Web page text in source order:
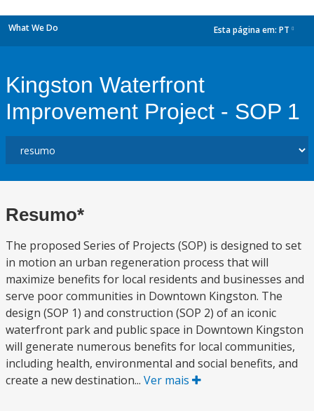
What We Do Esta página em: PT
Kingston Waterfront
Improvement Project - SOP 1
Resumo*
The proposed Series of Projects (SOP) is designed to set
in motion an urban regeneration process that will
maximize benefits for local residents and businesses and
serve poor communities in Downtown Kingston. The
design (SOP 1) and construction (SOP 2) of an iconic
waterfront park and public space in Downtown Kingston
will generate numerous benefits for local communities,
including health, environmental and social benefits, and
create a new destination... Ver mais